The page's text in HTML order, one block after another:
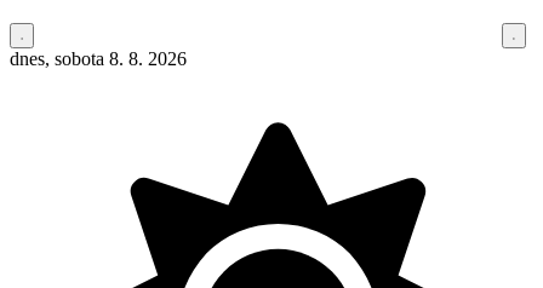
dnes, sobota 8. 8. 2026